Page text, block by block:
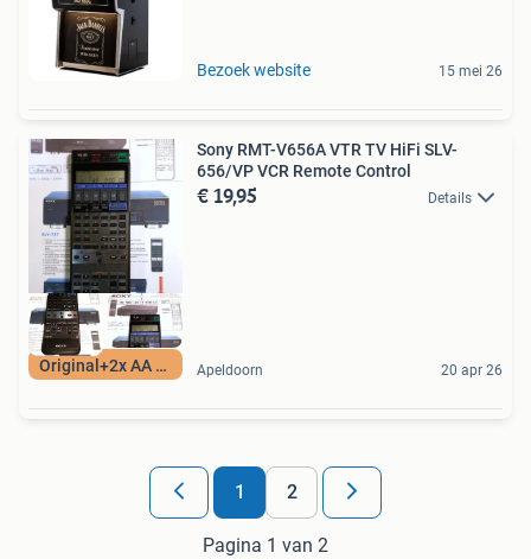
Bezoek website 15 mei 26
Original+2x AA BAT
Sony RMT-V656A VTR TV HiFi SLV-
656/VP VCR Remote Control
€ 19,95 Details
Apeldoorn 20 apr 26
1 2
Pagina 1 van 2